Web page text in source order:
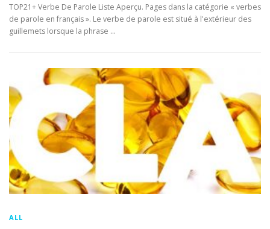
TOP21+ Verbe De Parole Liste Aperçu. Pages dans la catégorie « verbes
de parole en français ». Le verbe de parole est situé à l'extérieur des
guillemets lorsque la phrase …
ALL